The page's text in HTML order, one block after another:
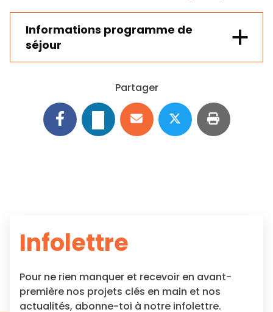
Informations programme de
séjour
Partager
Infolettre
Pour ne rien manquer et recevoir en avant-
première nos projets clés en main et nos
actualités, abonne-toi à notre infolettre.